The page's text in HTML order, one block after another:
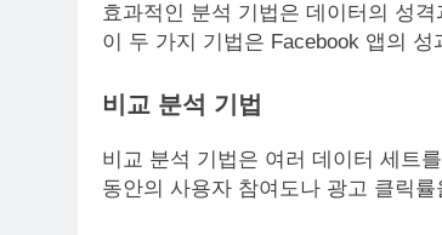
효과적인 분석 기법은 데이터의 성
이 두 가지 기법은 Facebook 앱의
비교 분석 기법
비교 분석 기법은 여러 데이터 세트
동안의 사용자 참여도나 광고 클릭